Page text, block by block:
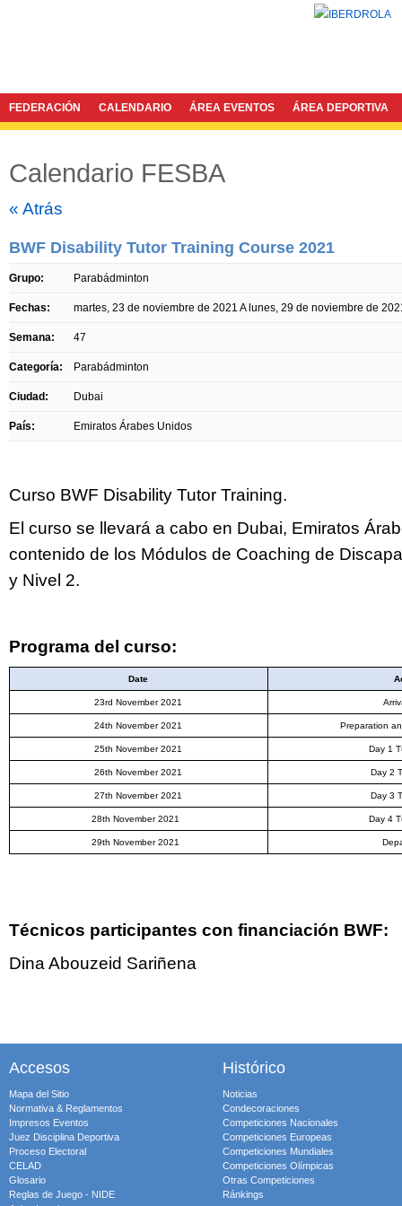
FEDERACIÓN CALENDARIO ÁREA EVENTOS ÁREA DEPORTIVA
Calendario FESBA
« Atrás
BWF Disability Tutor Training Course 2021
Grupo: Parabádminton
Fechas: martes, 23 de noviembre de 2021 A lunes, 29 de noviembre de
Semana: 47
Categoría: Parabádminton
Ciudad: Dubai
País: Emiratos Árabes Unidos
Curso BWF Disability Tutor Training.
El curso se llevará a cabo en Dubai, Emiratos
contenido de los Módulos de Coaching de
y Nivel 2.
Programa del curso:
Date
23rd November 2021
24th November 2021 Preparation
25th November 2021 Day 1
26th November 2021 Day 2
27th November 2021 Day 3
28th November 2021 Day 4
29th November 2021
Técnicos participantes con financiación BWF:
Dina Abouzeid Sariñena
Accesos
Mapa del Sitio
Normativa & Reglamentos
Impresos Eventos
Juez Disciplina Deportiva
Proceso Electoral
CELAD
Glosario
Reglas de Juego - NIDE
Histórico
Noticias
Condecoraciones
Competiciones Nacionales
Competiciones Europeas
Competiciones Mundiales
Competiciones Olímpicas
Otras Competiciones
Ránkings